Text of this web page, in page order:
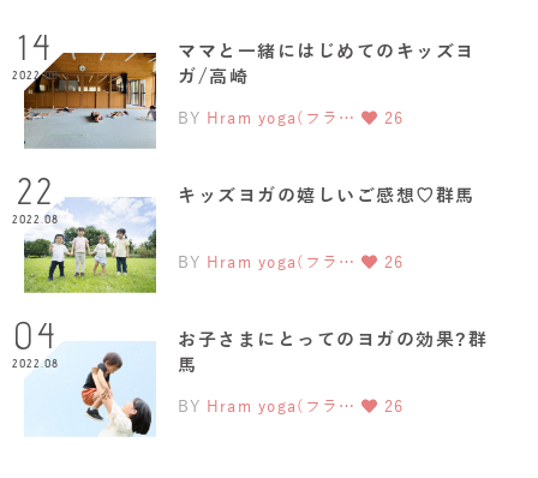
14
2022.09
ママと一緒にはじめてのキッズヨ
ガ/高崎
BY Hram yoga(フラ… 26
22
2022.08
キッズヨガの嬉しいご感想♡群馬
BY Hram yoga(フラ… 26
04
2022.08
お子さまにとってのヨガの効果?群
馬
BY Hram yoga(フラ… 26